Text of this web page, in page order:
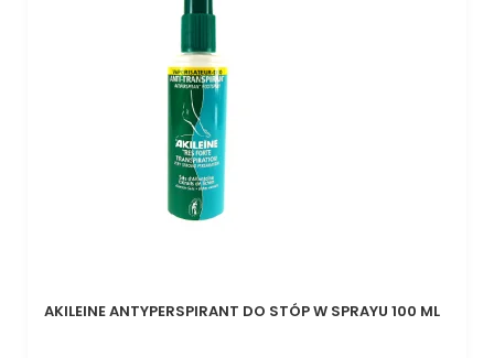
AKILEINE ANTYPERSPIRANT DO STÓP W SPRAYU 100 ML